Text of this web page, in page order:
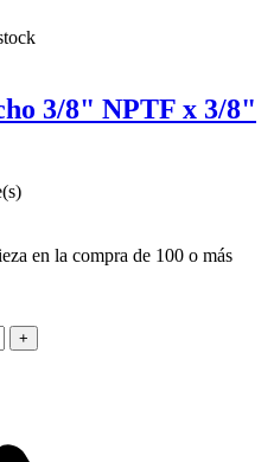
3/8" NPTF x 3/8"
en la compra de 100 o más
+